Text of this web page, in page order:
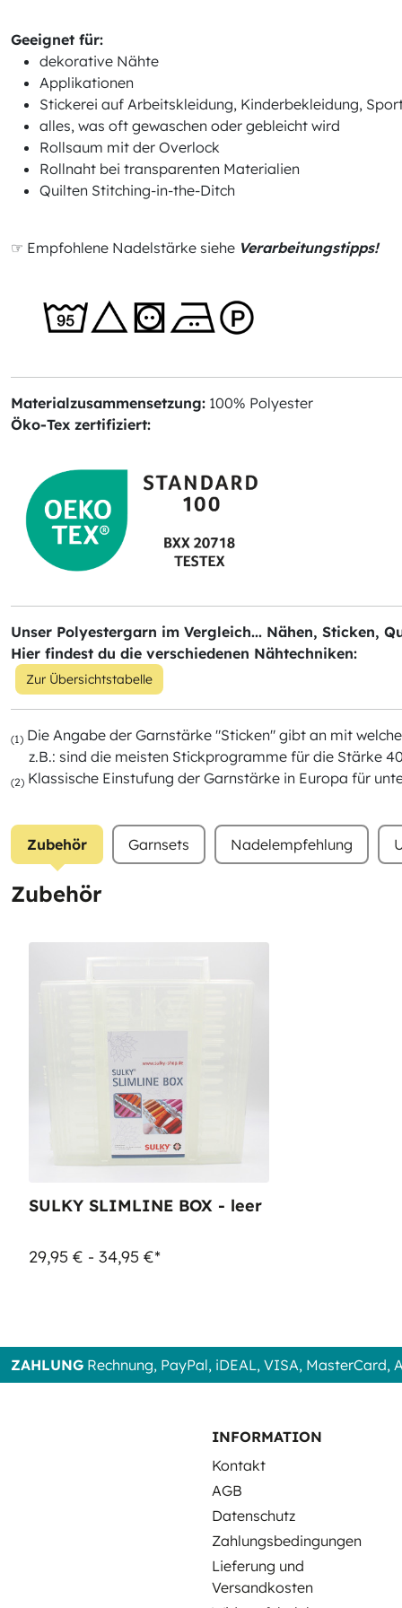
Geeignet für:
dekorative Nähte
Applikationen
Stickerei auf Arbeitskleidung, Kinderbekleidung,
alles, was oft gewaschen oder gebleicht wird
Rollsaum mit der Overlock
Rollnaht bei transparenten Materialien
Quilten Stitching-in-the-Ditch
☞ Empfohlene Nadelstärke siehe Verarbeitungstipps!
Materialzusammensetzung: 100% Polyester
Öko-Tex zertifiziert:
Unser Polyestergarn im Vergleich... Nähen, Sticken,
Hier findest du die verschiedenen Nähtechniken:
Zur Übersichtstabelle
(1) Die Angabe der Garnstärke "Sticken" gibt an mit
z.B.: sind die meisten Stickprogramme für die Stärke
(2) Klassische Einstufung der Garnstärke in Europa für
Zubehör Garnsets Nadelempfehlung
Zubehör
SULKY SLIMLINE BOX - leer
29,95 € - 34,95 €*
ZAHLUNG Rechnung, PayPal, iDEAL, VISA, MasterCard,
INFORMATION
Kontakt
AGB
Datenschutz
Zahlungsbedingungen
Lieferung und
Versandkosten